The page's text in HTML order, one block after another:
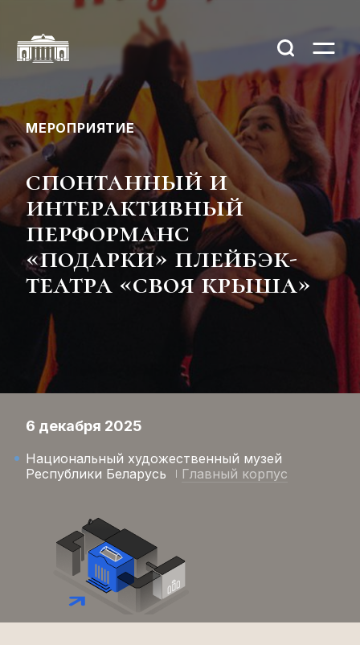
МЕРОПРИЯТИЕ
спонтанный и
интерактивный
перформанс
«подарки» плейбэк-
театра «своя крыша»
6 декабря 2025
Национальный художественный музей
Республики Беларусь
Главный корпус